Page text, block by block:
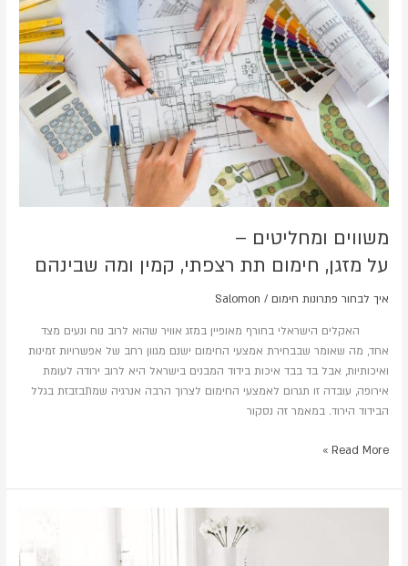
משווים ומחליטים –
על מזגן, חימום תת רצפתי, קמין ומה שבינהם
איך לבחור פתרונות חימום /
Salomon
האקלים הישראלי בחורף מאופיין במזג אוויר שהוא לרוב נוח ונעים מצד
אחד, מה שאומר שבבחירת אמצעי החימום ישנם מגוון רחב של אפשרויות זמינות
ואיכותיות, אבל בד בבד איכות בידוד המבנים בישראל היא לרוב ירודה לעומת
אירופה, עובדה זו תגרום לאמצעי החימום לצרוך הרבה אנרגיה שמתבזבזת בגלל
הבידוד הירוד. במאמר זה נסקור
על
מזגן,
חימום
תת
רצפתי,
שבינהם
Read More »